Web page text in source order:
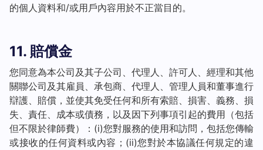
的個人資料和/或用戶內容用於不正當目的。
11. 賠償金
您同意為本公司及其子公司、代理人、許可人、經理和其他
關聯公司及其雇員、承包商、代理人、管理人員和董事進行
辯護、賠償，並使其免受任何和所有索賠、損害、義務、損
失、責任、成本或債務，以及因下列事項引起的費用（包括
但不限於律師費）：(i)您對服務的使用和訪問，包括您傳輸
或接收的任何資料或內容；(ii)您對於本協議任何規定的違